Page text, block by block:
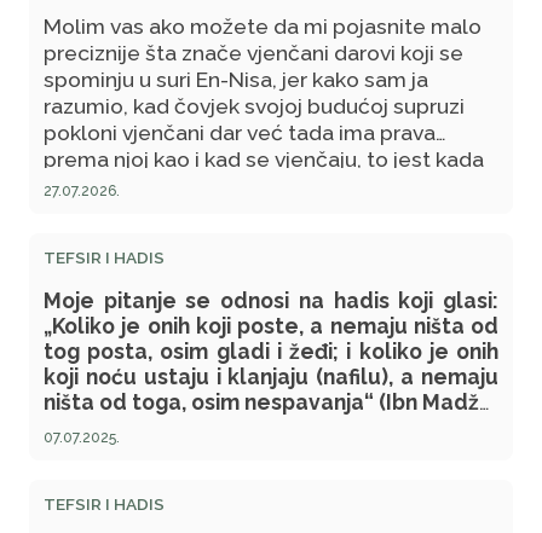
Molim vas ako možete da mi pojasnite malo
preciznije šta znače vjenčani darovi koji se
spominju u suri En-Nisa, jer kako sam ja
razumio, kad čovjek svojoj budućoj supruzi
pokloni vjenčani dar već tada ima prava
prema njoj kao i kad se vjenčaju, to jest kada
stupe u brak. Da li je to baš tako? Šta se time
se po našoj bosanskoj tradiciji većinom daje
prije braka kada se dvoje već odluče na brak
samo što još iz određenih uvjeta ne stupe u
njega?
27.07.2026.
TEFSIR I HADIS
Moje pitanje se odnosi na hadis koji glasi:
„Koliko je onih koji poste, a nemaju ništa od
tog posta, osim gladi i žeđi; i koliko je onih
koji noću ustaju i klanjaju (nafilu), a nemaju
ništa od toga, osim nespavanja“ (Ibn Madže,
1690). Naime, prvi dio hadisa se odnosi na
one koji ne čuvaju svoj post, čineći grijehe,
hadisa ne razumijem, jer, ipak, kada neko
07.07.2025.
TEFSIR I HADIS